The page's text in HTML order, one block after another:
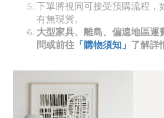
下單將視同可接受預購流程，
有無現貨。
大型家具、離島、偏遠地區運
問或前往 「購物須知」 了解詳